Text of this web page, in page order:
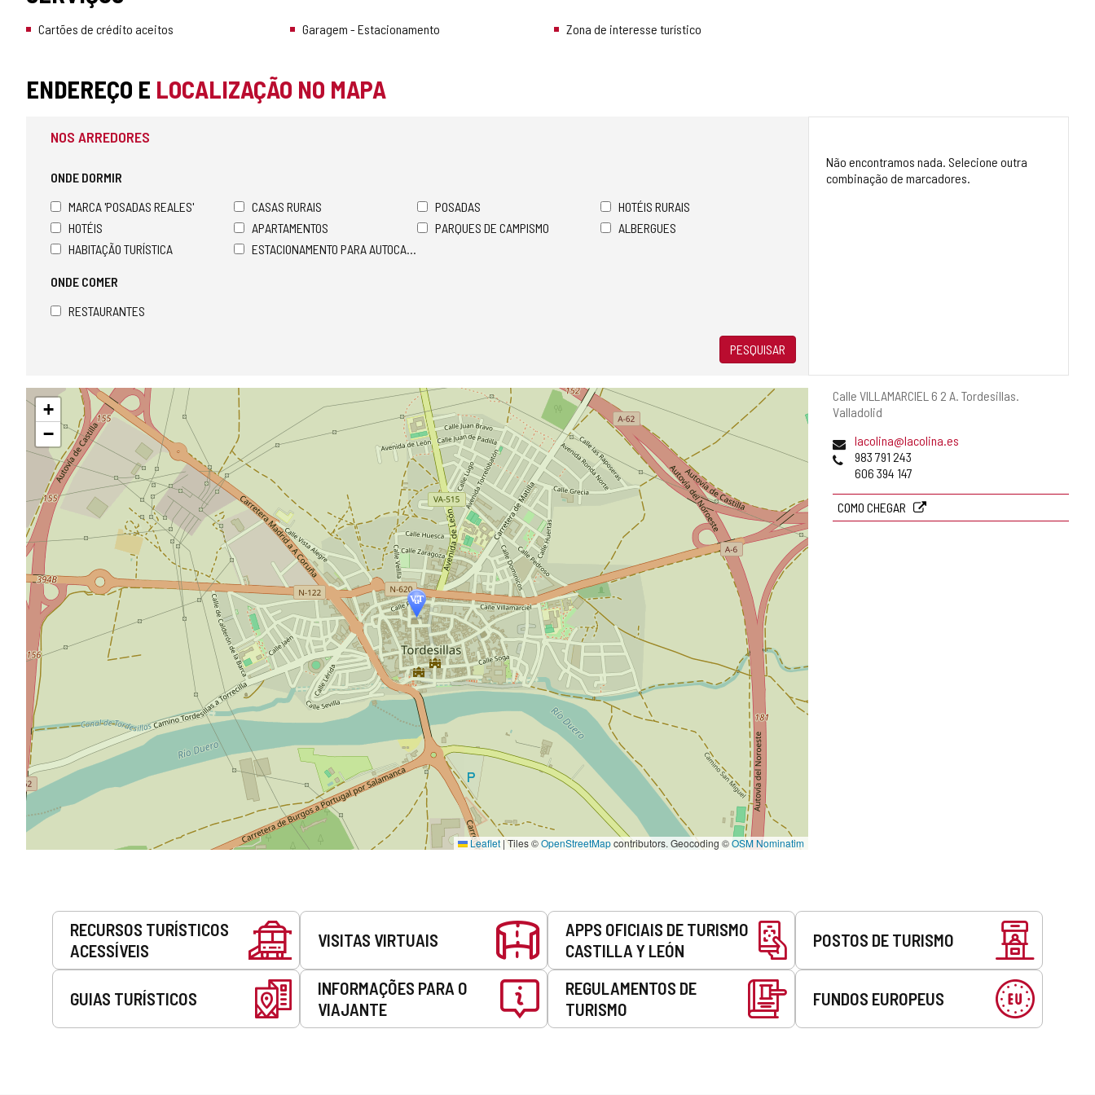
Cartões de crédito aceitos Garagem - Estacionamento Zona de interesse turístico
ENDEREÇO E LOCALIZAÇÃO NO MAPA
Endereço
postal
Calle VILLAMARCIEL 6 2 A. Tordesillas.
Valladolid
Endereço
de
email
lacolina@lacolina.es
Telefones
983 791 243
606 394 147
COMO CHEGAR
NOS ARREDORES
ONDE DORMIR
MARCA 'POSADAS REALES'
CASAS RURAIS POSADAS
HOTÉIS RURAIS
HOTÉIS
APARTAMENTOS PARQUES DE CAMPISMO
ALBERGUES
HABITAÇÃO TURÍSTICA
ESTACIONAMENTO PARA AUTOCARAVANAS
ONDE COMER
RESTAURANTES
PESQUISAR
Não encontramos nada. Selecione outra
combinação de marcadores.
Pular
mapa
+
−
Leaflet |Tiles ©OpenStreetMapcontributors. Geocoding ©OSM Nominatim
Serviços
RECURSOS TURÍSTICOS
ACESSÍVEIS
VISITAS VIRTUAIS
APPS OFICIAIS DE TURISMO
CASTILLA Y LEÓN
POSTOS DE TURISMO
GUIAS TURÍSTICOS
INFORMAÇÕES PARA O
VIAJANTE
REGULAMENTOS DE
TURISMO
FUNDOS EUROPEUS